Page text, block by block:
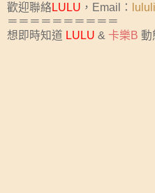
歡迎聯絡 LULU ，Email：
＝＝＝＝＝＝＝＝＝＝
想即時知道 LULU & 卡樂B 動